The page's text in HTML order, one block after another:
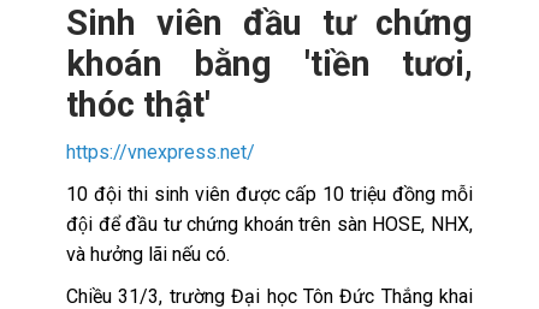
Sinh viên đầu tư chứng
khoán bằng 'tiền tươi,
thóc thật'
https://vnexpress.net/
10 đội thi sinh viên được cấp 10 triệu đồng mỗi
đội để đầu tư chứng khoán trên sàn HOSE, NHX,
và hưởng lãi nếu có.
Chiều 31/3, trường Đại học Tôn Đức Thắng khai